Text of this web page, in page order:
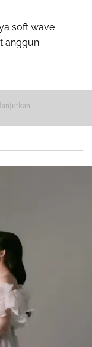
soft wave
anggun